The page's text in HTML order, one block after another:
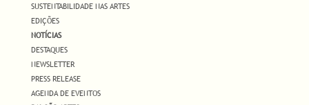
SUSTENTABILIDADE NAS ARTES
EDIÇÕES
NOTÍCIAS
DESTAQUES
NEWSLETTER
PRESS RELEASE
AGENDA DE EVENTOS